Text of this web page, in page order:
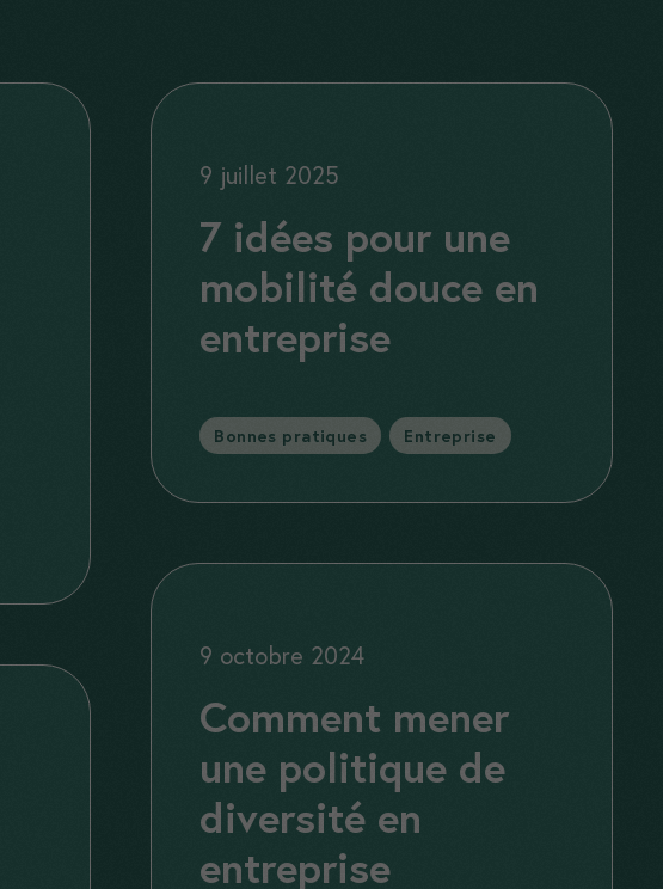
7 idées pour une
mobilité douce en
entreprise
9 juillet 2025
Catégories
Bonnes pratiques
, Entreprise
Comment mener
une politique de
diversité en
entreprise
9 octobre 2024